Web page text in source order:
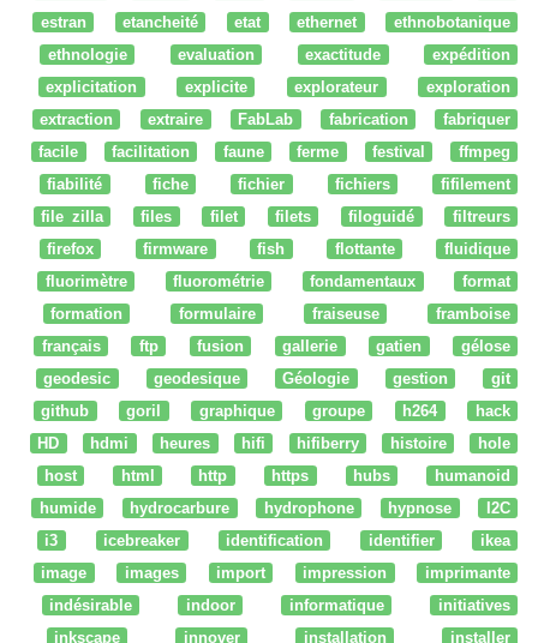
estran
etancheité etat ethernet
ethnobotanique
ethnologie
evaluation exactitude
expédition
explicitation
explicite explorateur
exploration
extraction
extraire FabLab fabrication
fabriquer
facile
facilitation faune ferme festival
ffmpeg
fiabilité
fiche fichier fichiers
fifilement
file zilla
files filet filets filoguidé
filtreurs
firefox
firmware fish flottante
fluidique
fluorimètre
fluorométrie fondamentaux
format
formation
formulaire fraiseuse
framboise
français
ftp fusion gallerie gatien
gélose
geodesic
geodesique Géologie gestion
git
github
goril graphique groupe h264
hack
HD
hdmi heures hifi hifiberry histoire
hole
host
html http https hubs
humanoid
humide
hydrocarbure hydrophone hypnose
I2C
i3
icebreaker identification identifier
ikea
image
images import impression
imprimante
indésirable
indoor informatique
initiatives
inkscape
innover installation installer